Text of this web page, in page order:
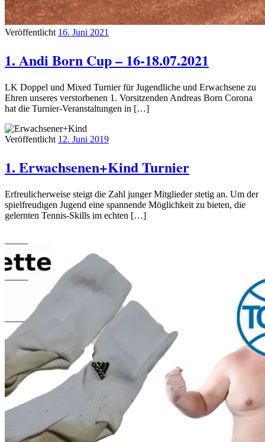
Veröffentlicht 16. Juni 2021
1. Andi Born Cup – 16-18.07.2021
LK Doppel und Mixed Turnier für Jugendliche und Erwachsene zu
Ehren unseres verstorbenen 1. Vorsitzenden Andreas Born Corona
hat die Turnier-Veranstaltungen in […]
Veröffentlicht 12. Juni 2019
1. Erwachsenen+Kind Turnier
Erfreulicherweise steigt die Zahl junger Mitglieder stetig an. Um der
spielfreudigen Jugend eine spannende Möglichkeit zu bieten, die
gelernten Tennis-Skills im echten […]